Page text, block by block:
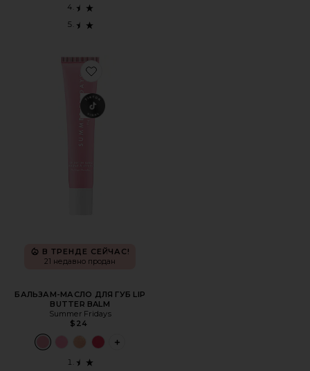
Favorite БАЛЬЗАМ-МАСЛО ДЛЯ ГУБ LIP BUTTER BALM
В ТРЕНДЕ СЕЙЧАС!
21 недавно продан
БАЛЬЗАМ-МАСЛО ДЛЯ ГУБ LIP
BUTTER BALM
Summer Fridays
$24
PLUS ICON TO SEE MORE OPTIONS